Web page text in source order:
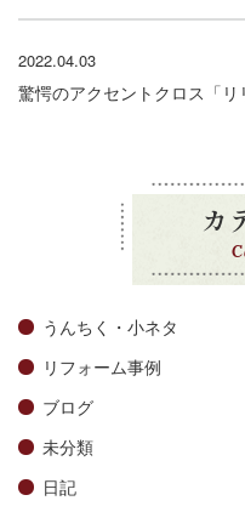
2022.04.03
驚愕のアクセントクロス「リ
カ
うんちく・小ネタ
リフォーム事例
ブログ
未分類
日記